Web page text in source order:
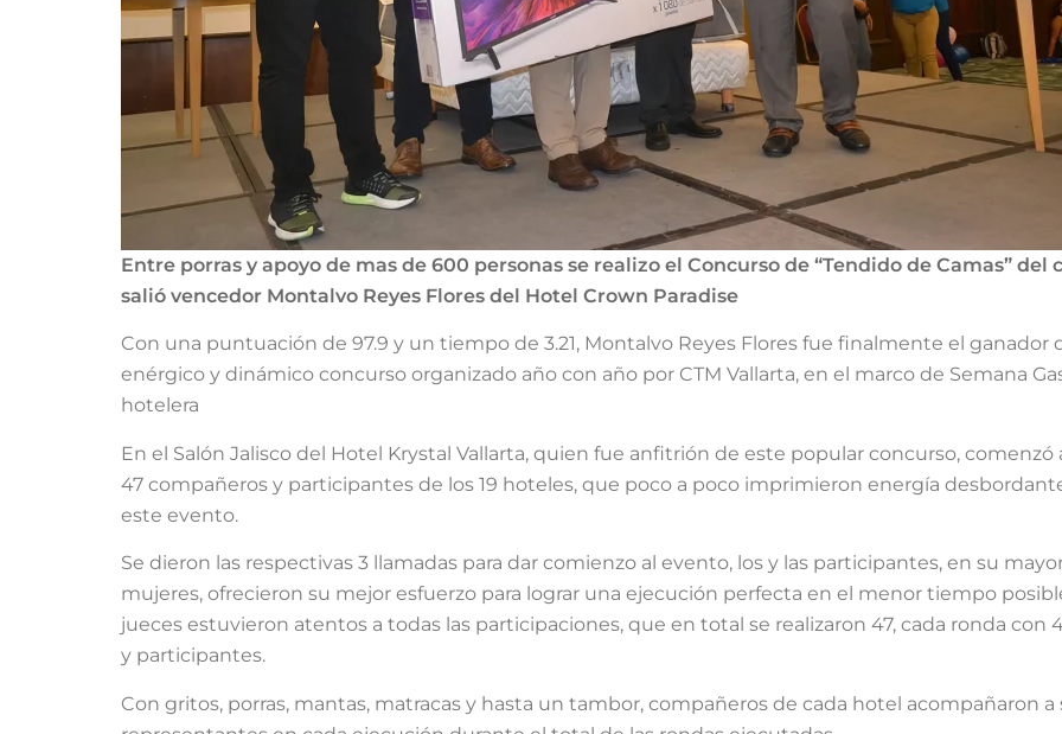
Entre porras y apoyo de mas de 600 personas se realizo el Concurso de “Tendido de Camas” del
salió vencedor Montalvo Reyes Flores del Hotel Crown Paradise
Con una puntuación de 97.9 y un tiempo de 3.21, Montalvo Reyes Flores fue finalmente el ganador
enérgico y dinámico concurso organizado año con año por CTM Vallarta, en el marco de Semana
hotelera
En el Salón Jalisco del Hotel Krystal Vallarta, quien fue anfitrión de este popular concurso, comenzó
47 compañeros y participantes de los 19 hoteles, que poco a poco imprimieron energía
este evento.
Se dieron las respectivas 3 llamadas para dar comienzo al evento, los y las participantes, en su
mujeres, ofrecieron su mejor esfuerzo para lograr una ejecución perfecta en el menor tiempo
jueces estuvieron atentos a todas las participaciones, que en total se realizaron 47, cada ronda con
y participantes.
Con gritos, porras, mantas, matracas y hasta un tambor, compañeros de cada hotel acompañaron a